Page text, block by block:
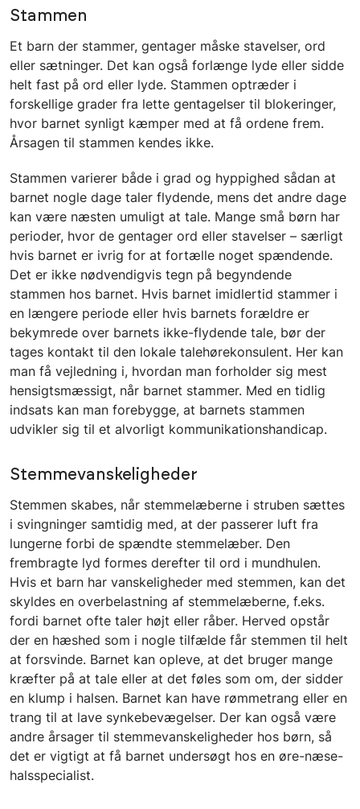
Stammen
Et barn der stammer, gentager måske stavelser, ord
eller sætninger. Det kan også forlænge lyde eller sidde
helt fast på ord eller lyde. Stammen optræder i
forskellige grader fra lette gentagelser til blokeringer,
hvor barnet synligt kæmper med at få ordene frem.
Årsagen til stammen kendes ikke.
Stammen varierer både i grad og hyppighed sådan at
barnet nogle dage taler flydende, mens det andre dage
kan være næsten umuligt at tale. Mange små børn har
perioder, hvor de gentager ord eller stavelser – særligt
hvis barnet er ivrig for at fortælle noget spændende.
Det er ikke nødvendigvis tegn på begyndende
stammen hos barnet. Hvis barnet imidlertid stammer i
en længere periode eller hvis barnets forældre er
bekymrede over barnets ikke-flydende tale, bør der
tages kontakt til den lokale talehørekonsulent. Her kan
man få vejledning i, hvordan man forholder sig mest
hensigtsmæssigt, når barnet stammer. Med en tidlig
indsats kan man forebygge, at barnets stammen
udvikler sig til et alvorligt kommunikationshandicap.
Stemmevanskeligheder
Stemmen skabes, når stemmelæberne i struben sættes
i svingninger samtidig med, at der passerer luft fra
lungerne forbi de spændte stemmelæber. Den
frembragte lyd formes derefter til ord i mundhulen.
Hvis et barn har vanskeligheder med stemmen, kan det
skyldes en overbelastning af stemmelæberne, f.eks.
fordi barnet ofte taler højt eller råber. Herved opstår
der en hæshed som i nogle tilfælde får stemmen til helt
at forsvinde. Barnet kan opleve, at det bruger mange
kræfter på at tale eller at det føles som om, der sidder
en klump i halsen. Barnet kan have rømmetrang eller en
trang til at lave synkebevægelser. Der kan også være
andre årsager til stemmevanskeligheder hos børn, så
det er vigtigt at få barnet undersøgt hos en øre-næse-
halsspecialist.